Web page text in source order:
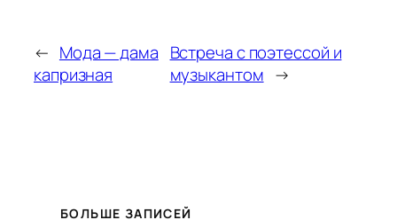
← Мода — дама
капризная
Встреча с поэтессой и
музыкантом →
БОЛЬШЕ ЗАПИСЕЙ